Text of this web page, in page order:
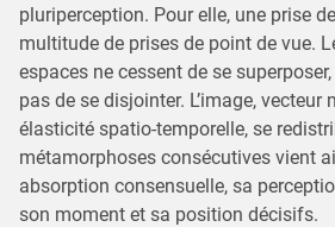
pluriperception. Pour elle, une prise
multitude de prises de point de vue.
espaces ne cessent de se
pas de se disjointer. L’image, vecteur
élasticité spatio-temporelle, se
métamorphoses consécutives vient
absorption consensuelle, sa
son moment et sa position décisifs.